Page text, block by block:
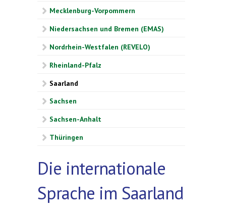
Mecklenburg-Vorpommern
Niedersachsen und Bremen (EMAS)
Nordrhein-Westfalen (REVELO)
Rheinland-Pfalz
Saarland
Sachsen
Sachsen-Anhalt
Thüringen
Die internationale
Sprache im Saarland